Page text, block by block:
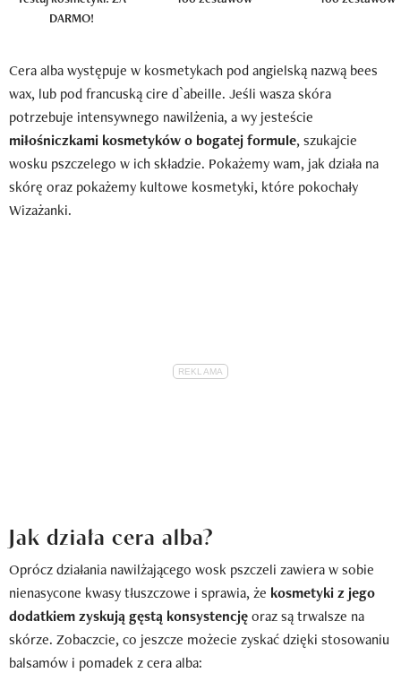
DARMO!
Cera alba występuje w kosmetykach pod angielską nazwą bees
wax, lub pod francuską cire d`abeille. Jeśli wasza skóra
potrzebuje intensywnego nawilżenia, a wy jesteście
miłośniczkami kosmetyków o bogatej formule, szukajcie
wosku pszczelego w ich składzie. Pokażemy wam, jak działa na
skórę oraz pokażemy kultowe kosmetyki, które pokochały
Wizażanki.
Jak działa cera alba?
Oprócz działania nawilżającego wosk pszczeli zawiera w sobie
nienasycone kwasy tłuszczowe i sprawia, że kosmetyki z jego
dodatkiem zyskują gęstą konsystencjęoraz są trwalsze na
skórze. Zobaczcie, co jeszcze możecie zyskać dzięki stosowaniu
balsamów i pomadek z cera alba: